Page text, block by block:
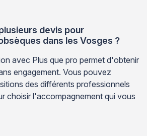
devis pour
dans les Vosges ?
avec Plus que pro permet d'obtenir
engagement. Vous pouvez
des différents professionnels
choisir l'accompagnement qui vous